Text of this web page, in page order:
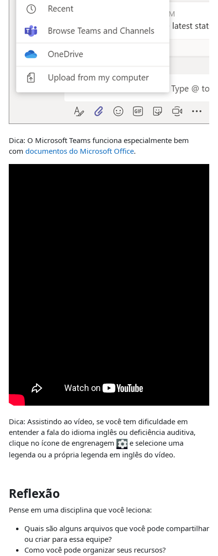
Dica: O Microsoft Teams funciona especialmente bem
com documentos do Microsoft Office.
Dica: Assistindo ao vídeo, se você tem dificuldade em
entender a fala do idioma inglês ou deficiência auditiva,
clique no ícone de engrenagem
e selecione uma
legenda ou a própria legenda em inglês do vídeo.
Reflexão
Pense em uma disciplina que você leciona:
Quais são alguns arquivos que você pode compartilhar
ou criar para essa equipe?
Como você pode organizar seus recursos?